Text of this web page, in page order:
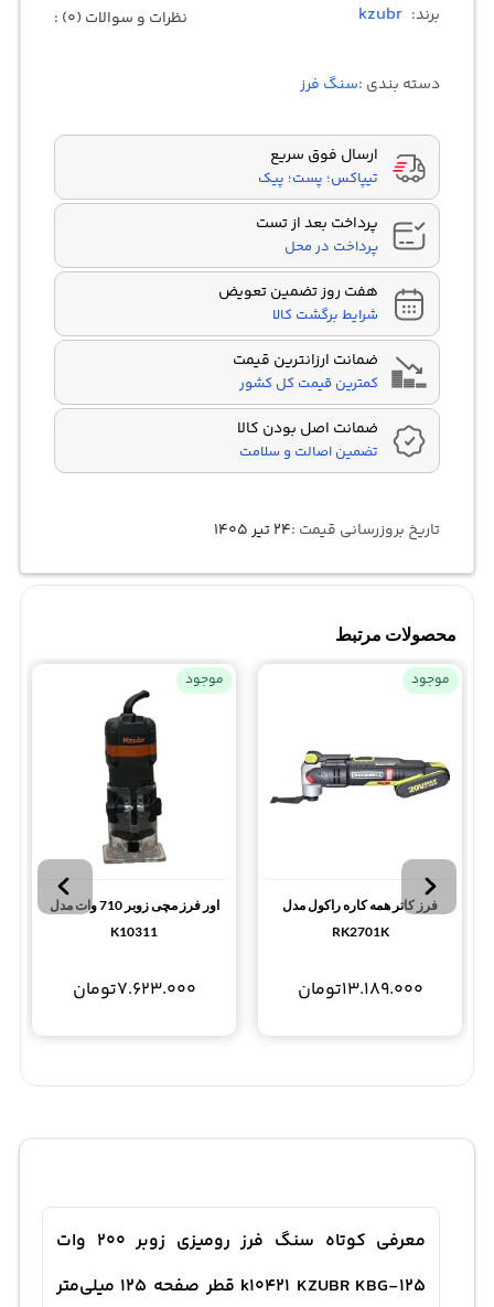
برند: kzubr نظرات و سوالات (0) :
دسته بندی :سنگ فرز
ارسال فوق سریع
تیپاکس؛ پست؛ پیک
پرداخت بعد از تست
پرداخت در محل
هفت روز تضمین تعویض
شرایط برگشت کالا
ضمانت ارزانترین قیمت
کمترین قیمت کل کشور
ضمانت اصل بودن کالا
تضمین اصالت و سلامت
تاریخ بروزرسانی قیمت :۲۴ تیر ۱۴۰۵
محصولات مرتبط
موجود
فرز کاتر همه کاره راکول مدل
RK2701K
13.189.000تومان
موجود
اور فرز مچی زوبر 710 وات مدل
K10311
7.623.000تومان
معرفی کوتاه سنگ فرز رومیزی زوبر 200 وات
k10421 KZUBR KBG-125 قطر صفحه 125 میلی‌متر